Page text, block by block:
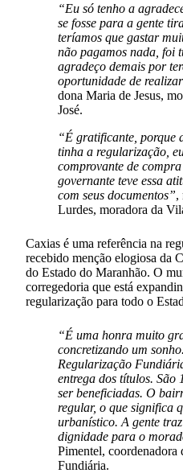
“Eu só tenho a
se fosse para a gente
teríamos que gastar
não pagamos nada, foi
agradeço demais por
oportunidade de
dona Maria de Jesus,
José.
“É gratificante, porque
tinha a regularização,
comprovante de
governante teve essa
com seus documentos”,
Lurdes, moradora da
Caxias é uma referência na
recebido menção elogiosa da
do Estado do Maranhão. O
corregedoria que está
regularização para todo o
“É uma honra muito
concretizando um
Regularização
entrega dos títulos. São
ser beneficiadas. O
regular, o que significa
urbanístico. A gente
dignidade para o
Pimentel, coordenadora
Fundiária.